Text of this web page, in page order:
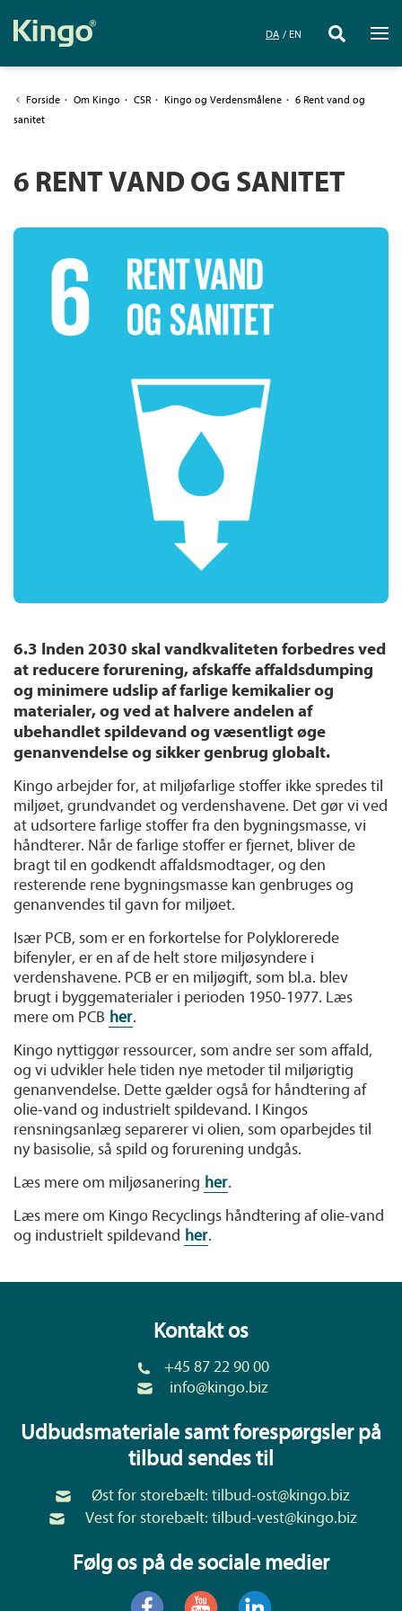
DA EN
Forside · Om Kingo · CSR · Kingo og Verdensmålene · 6 Rent vand og
sanitet
6 RENT VAND OG SANITET
6.3 Inden 2030 skal vandkvaliteten forbedres ved
at reducere forurening, afskaffe affaldsdumping
og minimere udslip af farlige kemikalier og
materialer, og ved at halvere andelen af
ubehandlet spildevand og væsentligt øge
genanvendelse og sikker genbrug globalt.
Kingo arbejder for, at miljøfarlige stoffer ikke spredes til
miljøet, grundvandet og verdenshavene. Det gør vi ved
at udsortere farlige stoffer fra den bygningsmasse, vi
håndterer. Når de farlige stoffer er fjernet, bliver de
bragt til en godkendt affaldsmodtager, og den
resterende rene bygningsmasse kan genbruges og
genanvendes til gavn for miljøet.
Især PCB, som er en forkortelse for Polyklorerede
bifenyler, er en af de helt store miljøsyndere i
verdenshavene. PCB er en miljøgift, som bl.a. blev
brugt i byggematerialer i perioden 1950-1977. Læs
mere om PCB her.
Kingo nyttiggør ressourcer, som andre ser som affald,
og vi udvikler hele tiden nye metoder til miljørigtig
genanvendelse. Dette gælder også for håndtering af
olie-vand og industrielt spildevand. I Kingos
rensningsanlæg separerer vi olien, som oparbejdes til
ny basisolie, så spild og forurening undgås.
Læs mere om miljøsanering her.
Læs mere om Kingo Recyclings håndtering af olie-vand
og industrielt spildevand her.
Kontakt os
+45 87 22 90 00
info@kingo.biz
Udbudsmateriale samt forespørgsler på
tilbud sendes til
Øst for storebælt: tilbud-ost@kingo.biz
Vest for storebælt: tilbud-vest@kingo.biz
Følg os på de sociale medier